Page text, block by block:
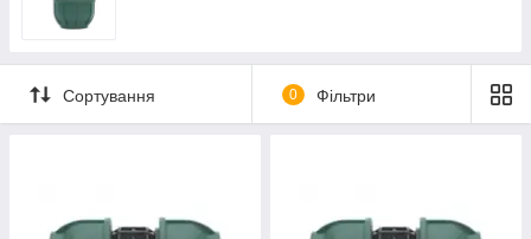
Сортування 0 Фільтри